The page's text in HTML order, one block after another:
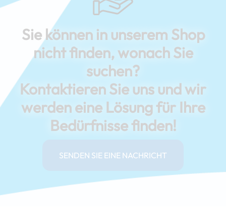
Sie können in unserem Shop
nicht finden, wonach Sie
suchen?
Kontaktieren Sie uns und wir
werden eine Lösung für Ihre
Bedürfnisse finden!
SENDEN SIE EINE NACHRICHT